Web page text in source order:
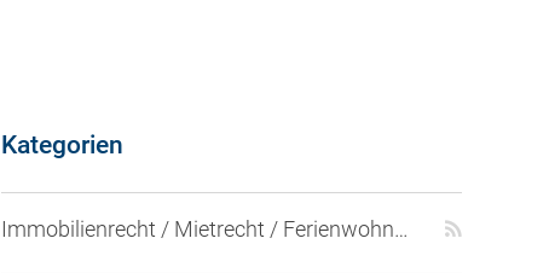
Kategorien
Immobilienrecht / Mietrecht / Ferienwohnungen (268)